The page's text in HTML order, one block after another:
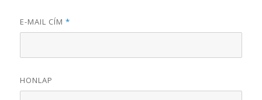
E-MAIL CÍM*
HONLAP